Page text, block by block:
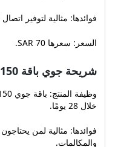
فوائدها: مثالية لتوفير
السعر: سعرها 70 SAR.
شريحة جوي باقة 150 | لمدة 4 اسابيع (28 يوم)
خلال 28 يومًا.
فوائدها: مثالية لمن يحتاجون
والمكالمات.